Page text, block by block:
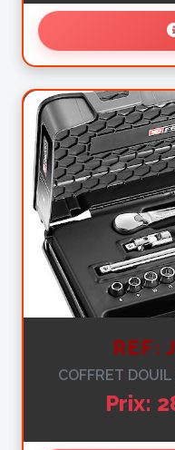
REF:
COFFRET
Prix: